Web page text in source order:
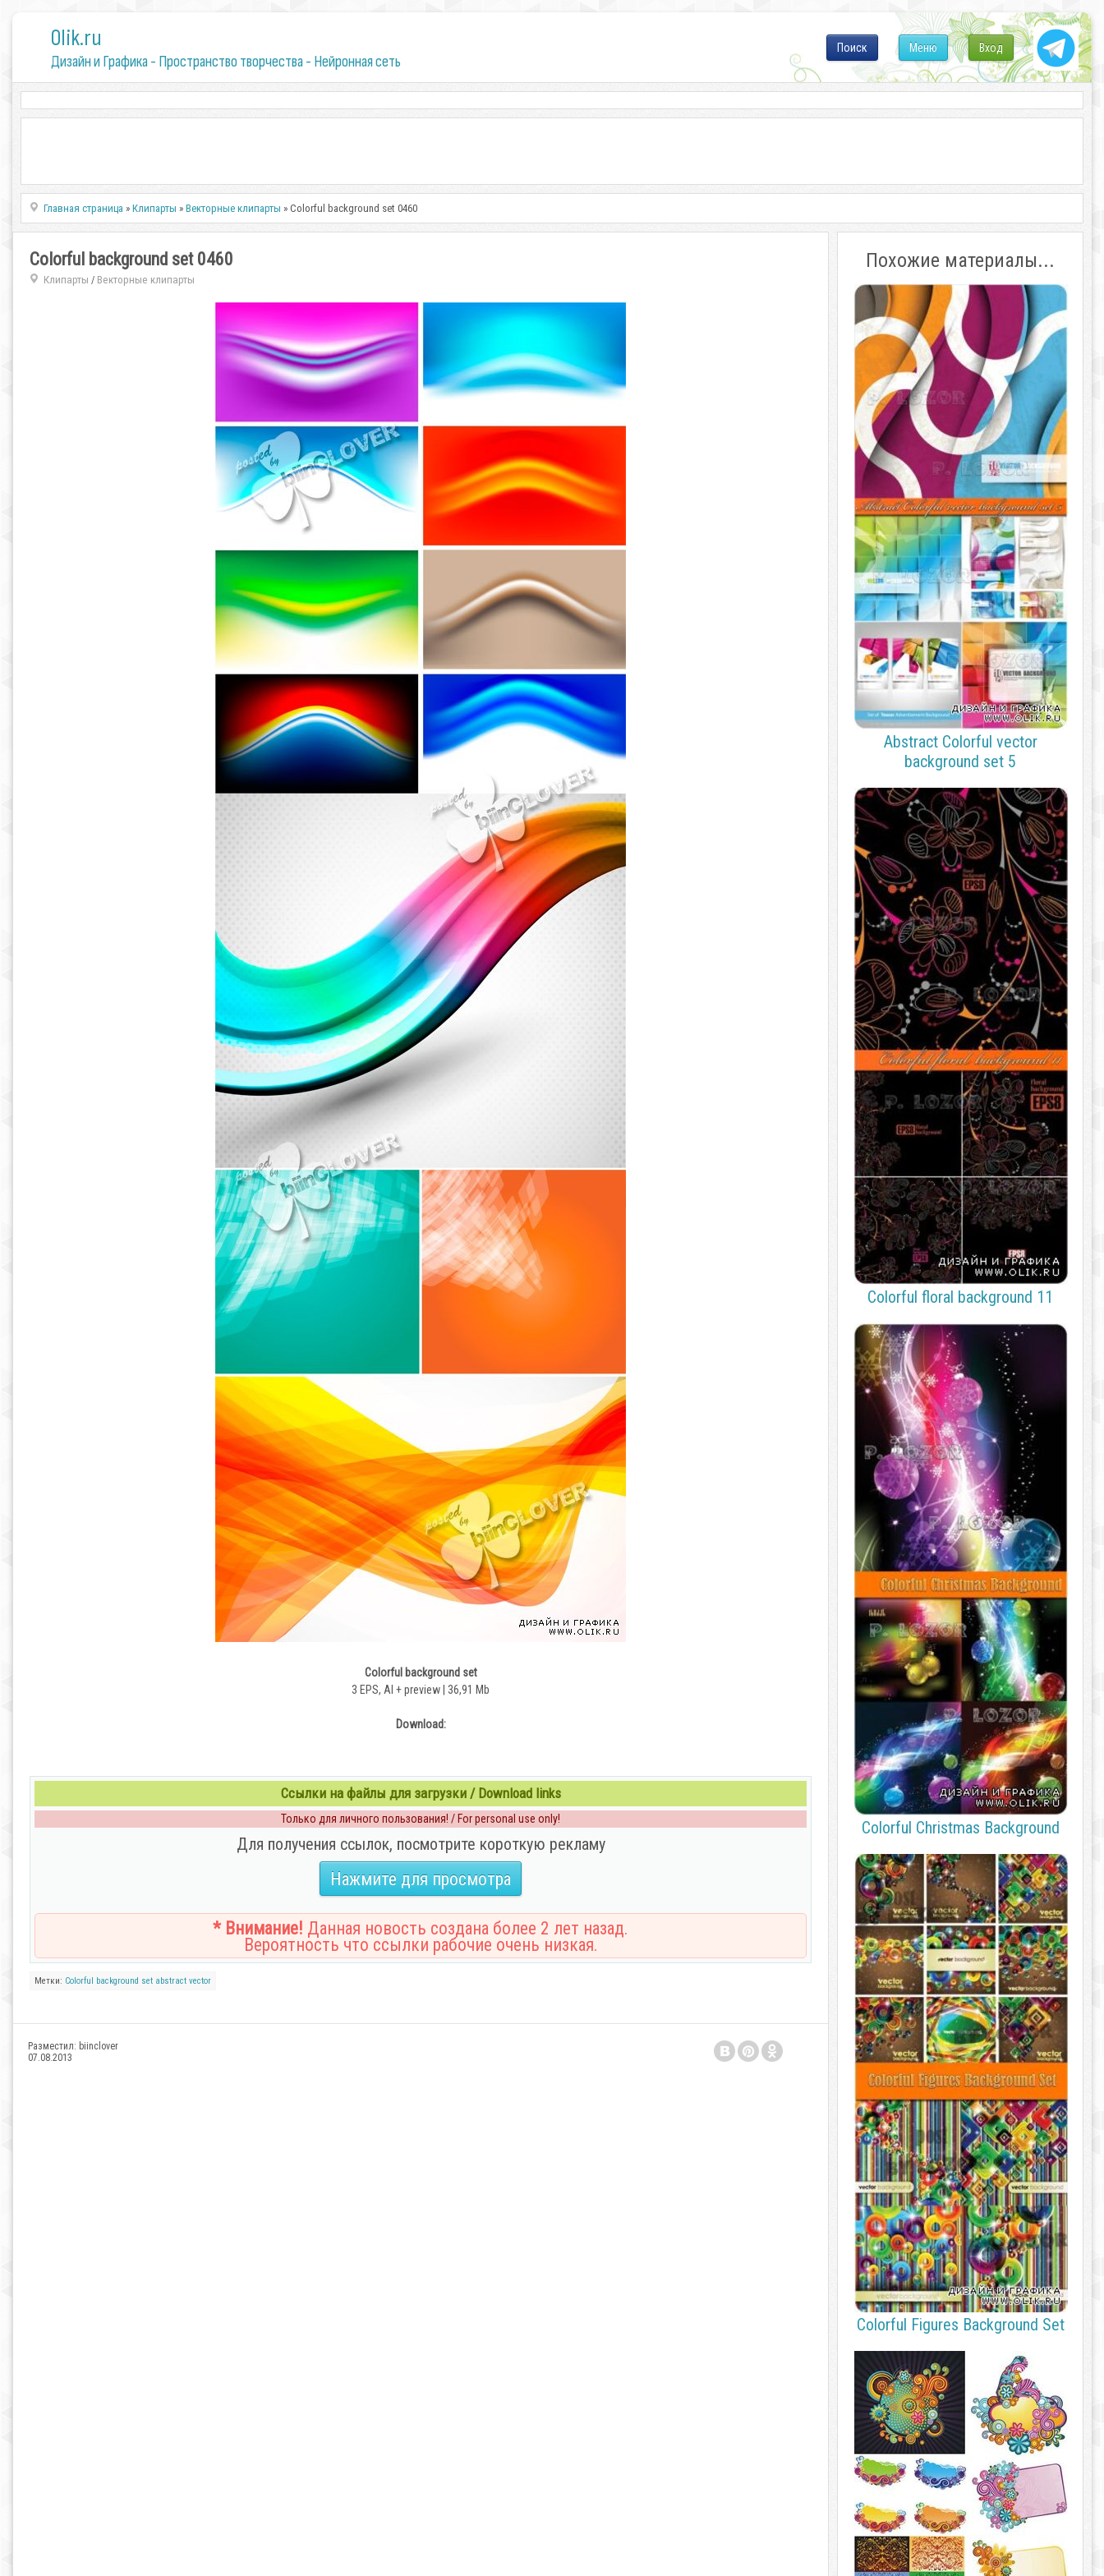
0lik.ru
Дизайн и Графика - Пространство творчества - Нейронная сеть
Вход
Меню
Поиск
Главная страница »Клипарты »Векторные клипарты » Colorful background set 0460
Colorful background set 0460
Клипарты / Векторные клипарты
Colorful background set
3 EPS, AI + preview | 36,91 Mb
Download:
Ссылки на файлы для загрузки / Download links
Только для личного пользования! / For personal use only!
Для получения ссылок, посмотрите короткую рекламу
Нажмите для просмотра
* Внимание! Данная новость создана более 2 лет назад.
Вероятность что ссылки рабочие очень низкая.
Метки: Colorful background set abstract vector
Разместил: biinclover
07.08.2013
Похожие материалы...
Abstract Colorful vector
background set 5
Colorful floral background 11
Colorful Christmas Background
Colorful Figures Background Set